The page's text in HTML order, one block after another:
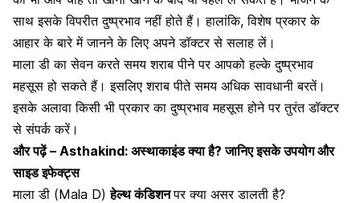
साथ इसके विपरीत दुष्प्रभाव नहीं होते हैं। हालांकि, विशेष प्रकार के
आहार के बारे में जानने के लिए अपने डॉक्टर से सलाह लें।
माला डी का सेवन करते समय शराब पीने पर आपको हल्के दुष्प्रभाव
महसूस हो सकते हैं। इसलिए शराब पीते समय अधिक सावधानी बरतें।
इसके अलावा किसी भी प्रकार का दुष्प्रभाव महसूस होने पर तुरंत डॉक्टर
से संपर्क करें।
और पढ़ें – Asthakind: अस्थाकाइंड क्या है? जानिए इसके उपयोग और
साइड इफेक्ट्स
माला डी (Mala D)हेल्थ कंडिशनपर क्या असर डालती है?